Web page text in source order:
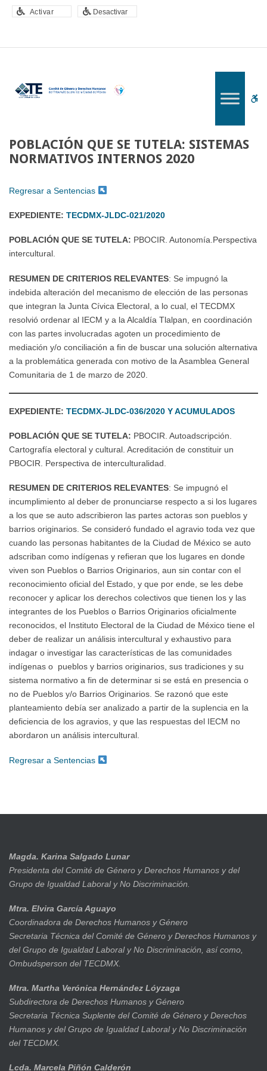
POBLACIÓN
SE
NORMATIVOS
Activar Desactivar
POBLACIÓN QUE SE TUTELA: SISTEMAS
NORMATIVOS INTERNOS 2020
Regresar a Sentencias
EXPEDIENTE: TECDMX-JLDC-021/2020
POBLACIÓN QUE SE TUTELA: PBOCIR. Autonomía.Perspectiva
intercultural.
RESUMEN DE CRITERIOS RELEVANTES: Se impugnó la
indebida alteración del mecanismo de elección de las personas
que integran la Junta Cívica Electoral, a lo cual, el TECDMX
resolvió ordenar al IECM y a la Alcaldía Tlalpan, en coordinación
con las partes involucradas agoten un procedimiento de
mediación y/o conciliación a fin de buscar una solución alternativa
a la problemática generada con motivo de la Asamblea General
Comunitaria de 1 de marzo de 2020.
EXPEDIENTE: TECDMX-JLDC-036/2020 Y ACUMULADOS
POBLACIÓN QUE SE TUTELA: PBOCIR. Autoadscripción.
Cartografía electoral y cultural. Acreditación de constituir un
PBOCIR. Perspectiva de interculturalidad.
RESUMEN DE CRITERIOS RELEVANTES: Se impugnó el
incumplimiento al deber de pronunciarse respecto a si los lugares
a los que se auto adscribieron las partes actoras son pueblos y
barrios originarios. Se consideró fundado el agravio toda vez que
cuando las personas habitantes de la Ciudad de México se auto
adscriban como indígenas y refieran que los lugares en donde
viven son Pueblos o Barrios Originarios, aun sin contar con el
reconocimiento oficial del Estado, y que por ende, se les debe
reconocer y aplicar los derechos colectivos que tienen los y las
integrantes de los Pueblos o Barrios Originarios oficialmente
reconocidos, el Instituto Electoral de la Ciudad de México tiene el
deber de realizar un análisis intercultural y exhaustivo para
indagar o investigar las características de las comunidades
indígenas o pueblos y barrios originarios, sus tradiciones y su
sistema normativo a fin de determinar si se está en presencia o
no de Pueblos y/o Barrios Originarios. Se razonó que este
planteamiento debía ser analizado a partir de la suplencia en la
deficiencia de los agravios, y que las respuestas del IECM no
abordaron un análisis intercultural.
Regresar a Sentencias
Magda. Karina Salgado Lunar
Presidenta del Comité de Género y Derechos Humanos y del
Grupo de Igualdad Laboral y No Discriminación.
Mtra. Elvira García Aguayo
Coordinadora de Derechos Humanos y Género
Secretaria Técnica del Comité de Género y Derechos Humanos y
del Grupo de Igualdad Laboral y No Discriminación, así como,
Ombudsperson del TECDMX.
Mtra. Martha Verónica Hernández Lóyzaga
Subdirectora de Derechos Humanos y Género
Secretaria Técnica Suplente del Comité de Género y Derechos
Humanos y del Grupo de Igualdad Laboral y No Discriminación
del TECDMX.
Lcda. Marcela Piñón Calderón